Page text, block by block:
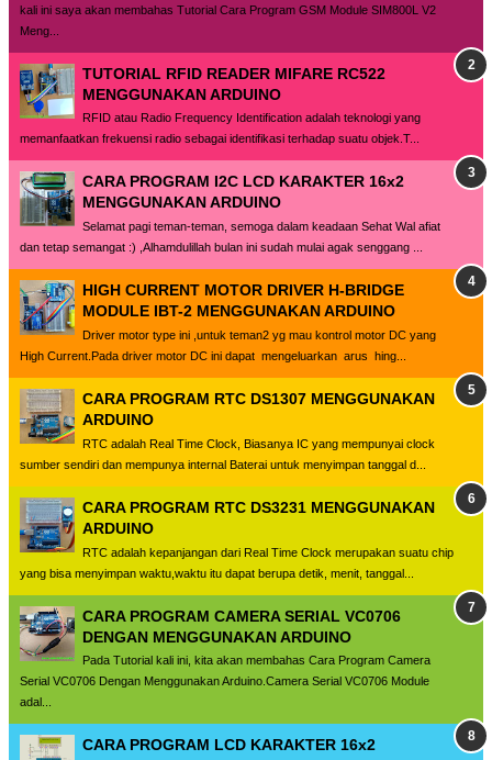
kali ini saya akan membahas Tutorial Cara Program GSM Module SIM800L V2
Meng...
TUTORIAL RFID READER MIFARE RC522
MENGGUNAKAN ARDUINO
RFID atau Radio Frequency Identification adalah teknologi yang
memanfaatkan frekuensi radio sebagai identifikasi terhadap suatu objek.T...
CARA PROGRAM I2C LCD KARAKTER 16x2
MENGGUNAKAN ARDUINO
Selamat pagi teman-teman, semoga dalam keadaan Sehat Wal afiat
dan tetap semangat :) ,Alhamdulillah bulan ini sudah mulai agak senggang ...
HIGH CURRENT MOTOR DRIVER H-BRIDGE
MODULE IBT-2 MENGGUNAKAN ARDUINO
Driver motor type ini ,untuk teman2 yg mau kontrol motor DC yang
High Current.Pada driver motor DC ini dapat mengeluarkan arus hing...
CARA PROGRAM RTC DS1307 MENGGUNAKAN
ARDUINO
RTC adalah Real Time Clock, Biasanya IC yang mempunyai clock
sumber sendiri dan mempunya internal Baterai untuk menyimpan tanggal d...
CARA PROGRAM RTC DS3231 MENGGUNAKAN
ARDUINO
RTC adalah kepanjangan dari Real Time Clock merupakan suatu chip
yang bisa menyimpan waktu,waktu itu dapat berupa detik, menit, tanggal...
CARA PROGRAM CAMERA SERIAL VC0706
DENGAN MENGGUNAKAN ARDUINO
Pada Tutorial kali ini, kita akan membahas Cara Program Camera
Serial VC0706 Dengan Menggunakan Arduino.Camera Serial VC0706 Module
adal...
CARA PROGRAM LCD KARAKTER 16x2